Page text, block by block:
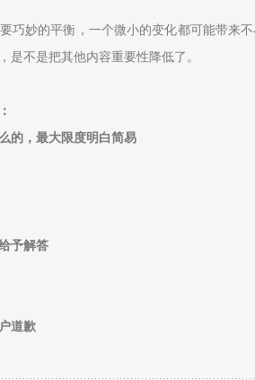
巧妙的平衡，一个微小的变化都可能带来
是不是把其他内容重要性降低了。
的，最大限度明白简易
予解答
道歉